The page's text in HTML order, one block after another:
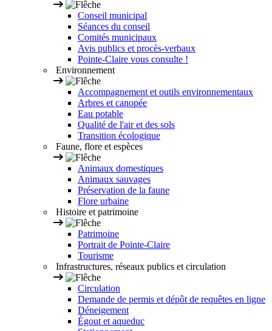
Conseil municipal
Séances du conseil
Comités municipaux
Avis publics et procès-verbaux
Pointe-Claire vous consulte !
Environnement
Accompagnement et outils environnementaux
Arbres et canopée
Eau potable
Qualité de l'air et des sols
Transition écologique
Faune, flore et espèces
Animaux domestiques
Animaux sauvages
Préservation de la faune
Flore urbaine
Histoire et patrimoine
Patrimoine
Portrait de Pointe-Claire
Tourisme
Infrastructures, réseaux publics et circulation
Circulation
Demande de permis et dépôt de requêtes en ligne
Déneigement
Égout et aqueduc